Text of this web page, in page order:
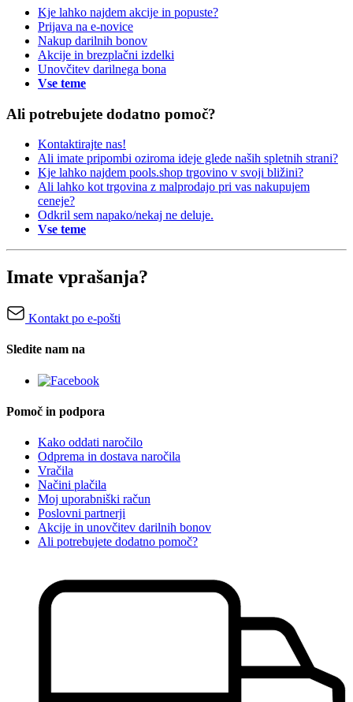
Kje lahko najdem akcije in popuste?
Prijava na e-novice
Nakup darilnih bonov
Akcije in brezplačni izdelki
Unovčitev darilnega bona
Vse teme
Ali potrebujete dodatno pomoč?
Kontaktirajte nas!
Ali imate pripombi oziroma ideje glede naših spletnih strani?
Kje lahko najdem pools.shop trgovino v svoji bližini?
Ali lahko kot trgovina z malprodajo pri vas nakupujem
ceneje?
Odkril sem napako/nekaj ne deluje.
Vse teme
Imate vprašanja?
Kontakt po e-pošti
Sledite nam na
Pomoč in podpora
Kako oddati naročilo
Odprema in dostava naročila
Vračila
Načini plačila
Moj uporabniški račun
Poslovni partnerji
Akcije in unovčitev darilnih bonov
Ali potrebujete dodatno pomoč?